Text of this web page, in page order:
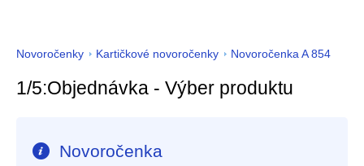
Novoročenky Kartičkové novoročenky Novoročenka A 854
1/5:Objednávka - Výber produktu
Novoročenka